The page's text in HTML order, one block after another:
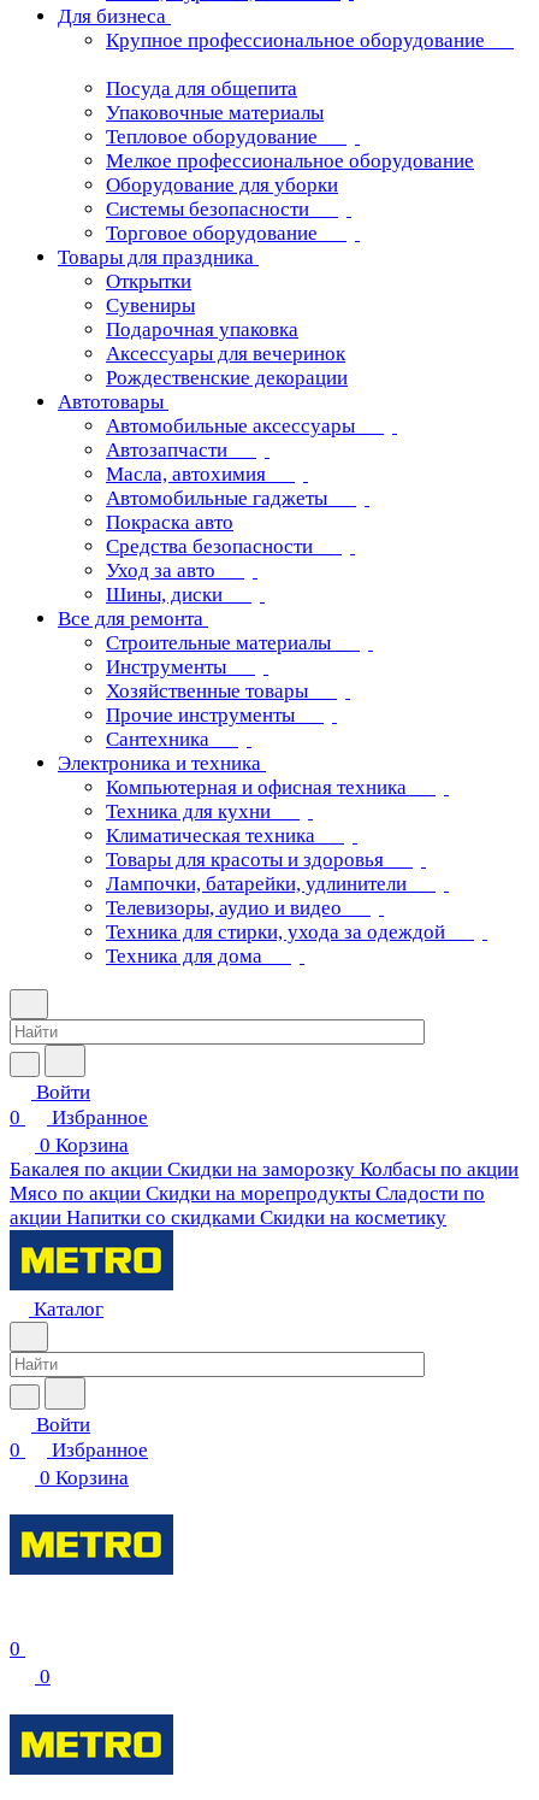
Для бизнеса
Крупное профессиональное оборудование
Посуда для общепита
Упаковочные материалы
Тепловое оборудование
Мелкое профессиональное оборудование
Оборудование для уборки
Системы безопасности
Торговое оборудование
Товары для праздника
Открытки
Сувениры
Подарочная упаковка
Аксессуары для вечеринок
Рождественские декорации
Автотовары
Автомобильные аксессуары
Автозапчасти
Масла, автохимия
Автомобильные гаджеты
Покраска авто
Средства безопасности
Уход за авто
Шины, диски
Все для ремонта
Строительные материалы
Инструменты
Хозяйственные товары
Прочие инструменты
Сантехника
Электроника и техника
Компьютерная и офисная техника
Техника для кухни
Климатическая техника
Товары для красоты и здоровья
Лампочки, батарейки, удлинители
Телевизоры, аудио и видео
Техника для стирки, ухода за одеждой
Техника для дома
Войти
0
Избранное
0 Корзина
Бакалея по акции Скидки на заморозку Колбасы по акции
Мясо по акции Скидки на морепродукты Сладости по
акции Напитки со скидками Скидки на косметику
Каталог
Войти
0
Избранное
0 Корзина
0
0